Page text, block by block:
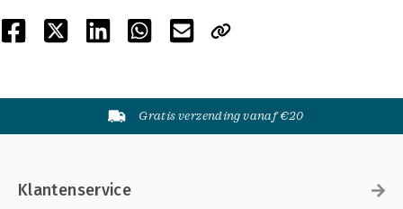
Gratis verzending vanaf €20
Klantenservice